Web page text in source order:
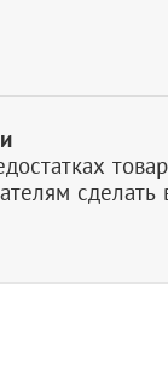
сделать